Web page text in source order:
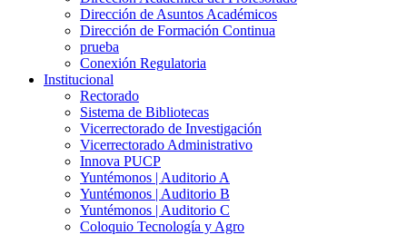
Dirección de Asuntos Académicos
Dirección de Formación Continua
prueba
Conexión Regulatoria
Institucional
Rectorado
Sistema de Bibliotecas
Vicerrectorado de Investigación
Vicerrectorado Administrativo
Innova PUCP
Yuntémonos | Auditorio A
Yuntémonos | Auditorio B
Yuntémonos | Auditorio C
Coloquio Tecnología y Agro